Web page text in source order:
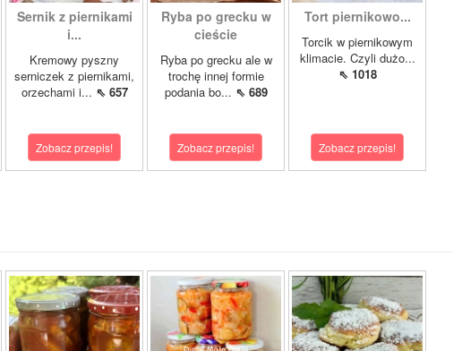
Sernik z piernikami
i...
Kremowy pyszny
serniczek z piernikami,
orzechami i... ⇖ 657
Zobacz przepis!
Ryba po grecku w
cieście
Ryba po grecku ale w
trochę innej formie
podania bo... ⇖ 689
Zobacz przepis!
Tort piernikowo...
Torcik w piernikowym
klimacie. Czyli dużo...
⇖ 1018
Zobacz przepis!